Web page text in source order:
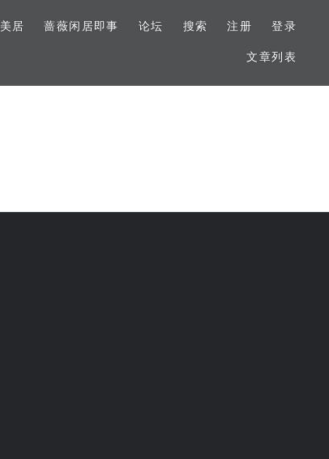
美居 蔷薇闲居即事 论坛 搜索 注册 登录
文章列表